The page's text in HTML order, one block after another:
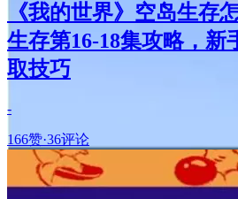
《我的世界》空岛生存
生存第16-18集攻略，新
取技巧
-
166赞·36评论